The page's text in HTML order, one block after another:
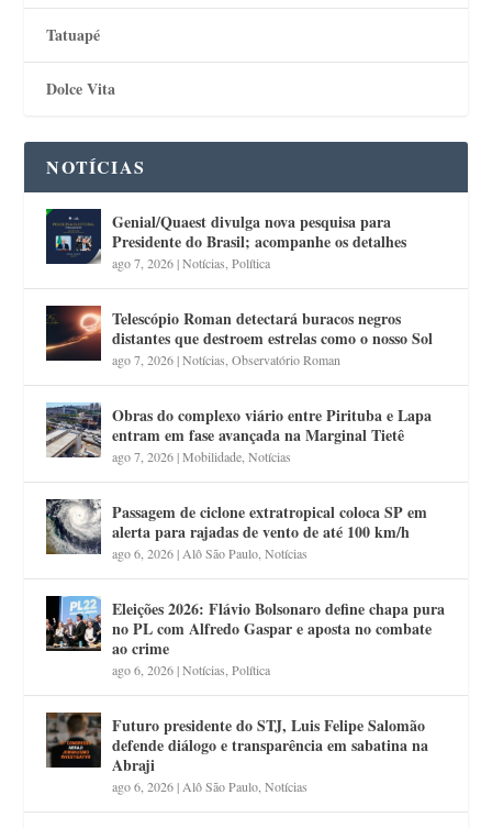
Tatuapé
Dolce Vita
NOTÍCIAS
Genial/Quaest divulga nova pesquisa para
Presidente do Brasil; acompanhe os detalhes
ago 7, 2026|Notícias ,Política
Telescópio Roman detectará buracos negros
distantes que destroem estrelas como o nosso Sol
ago 7, 2026|Notícias ,Observatório Roman
Obras do complexo viário entre Pirituba e Lapa
entram em fase avançada na Marginal Tietê
ago 7, 2026|Mobilidade ,Notícias
Passagem de ciclone extratropical coloca SP em
alerta para rajadas de vento de até 100 km/h
ago 6, 2026| Alô São Paulo ,Notícias
Eleições 2026: Flávio Bolsonaro define chapa pura
no PL com Alfredo Gaspar e aposta no combate
ao crime
ago 6, 2026|Notícias ,Política
Futuro presidente do STJ, Luis Felipe Salomão
defende diálogo e transparência em sabatina na
Abraji
ago 6, 2026| Alô São Paulo ,Notícias